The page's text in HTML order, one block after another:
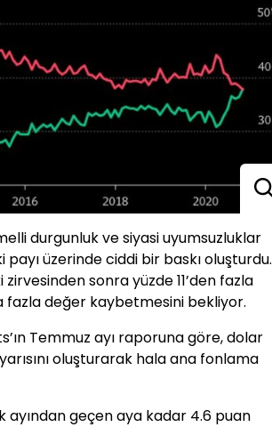
durgunluk ve siyasi uyumsuzluklar
üzerinde ciddi bir baskı oluşturdu.
sonra yüzde 11’den fazla
fazla değer kaybetmesini bekliyor.
Temmuz ayı raporuna göre, dolar
oluşturarak hala ana fonlama
ayından geçen aya kadar 4.6 puan